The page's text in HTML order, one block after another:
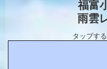
福富
雨雲
タップす